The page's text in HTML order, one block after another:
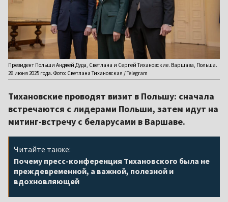
Президент Польши Анджей Дуда, Светлана и Сергей Тихановские. Варшава, Польша.
26 июня 2025 года. Фото: Светлана Тихановская / Telegram
Тихановские проводят визит в Польшу: сначала
встречаются с лидерами Польши, затем идут на
митинг-встречу с беларусами в Варшаве.
Читайте также:
Почему пресс-конференция Тихановского была не
преждевременной, а важной, полезной и
вдохновляющей